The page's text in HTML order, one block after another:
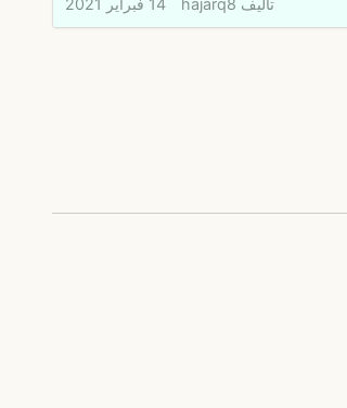
تأليف hajarq8 14 فبراير 2021